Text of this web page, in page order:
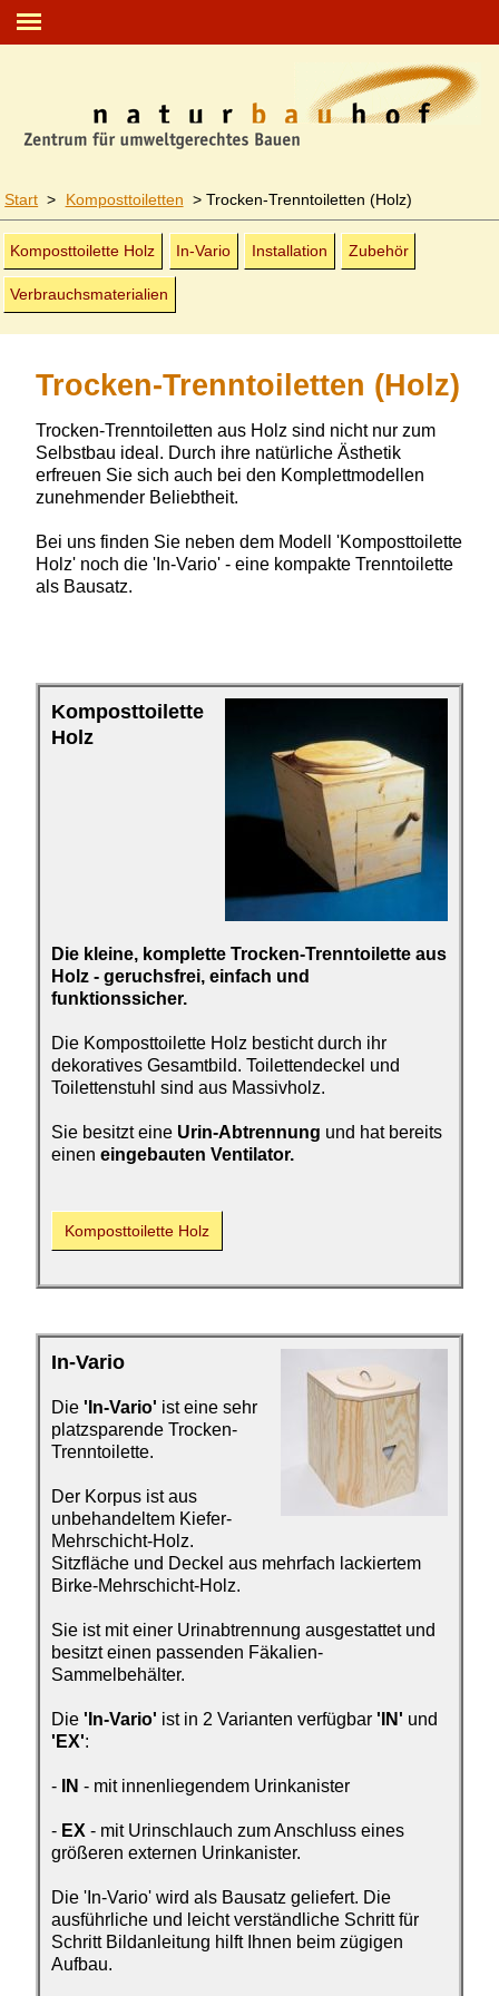
Start > Komposttoiletten > Trocken-Trenn­toiletten (Holz)
Kompost­toilette Holz In-Vario Installation Zubehör
Verbrauchs­materialien
Trocken-Trenntoiletten (Holz)
Trocken-Trenntoiletten aus Holz sind nicht nur zum
Selbstbau ideal. Durch ihre natürliche Ästhetik
erfreuen Sie sich auch bei den Komplettmodellen
zunehmender Beliebtheit.
Bei uns finden Sie neben dem Modell 'Komposttoilette
Holz' noch die 'In-Vario' - eine kompakte Trenntoilette
als Bausatz.
Kompost­toilette
Holz
Die kleine, komplette Trocken-Trenn­toilette aus
Holz - geruchsfrei, einfach und
funktionssicher.
Die Komposttoilette Holz besticht durch ihr
dekoratives Gesamtbild. Toilettendeckel und
Toilettenstuhl sind aus Massivholz.
Sie besitzt eine Urin-Abtrennung und hat bereits
einen eingebauten Ventilator.
Kompost­toilette Holz
In-Vario
Die 'In-Vario' ist eine sehr
platzsparende Trocken-
Trenntoilette.
Der Korpus ist aus
unbehandeltem Kiefer-
Mehrschicht-Holz.
Sitzfläche und Deckel aus mehrfach lackiertem
Birke-Mehrschicht-Holz.
Sie ist mit einer Urinabtrennung ausgestattet und
besitzt einen passenden Fäkalien-
Sammelbehälter.
Die 'In-Vario' ist in 2 Varianten verfügbar 'IN' und
'EX':
- IN - mit innenliegendem Urinkanister
- EX - mit Urinschlauch zum Anschluss eines
größeren externen Urinkanister.
Die 'In-Vario' wird als Bausatz geliefert. Die
ausführliche und leicht verständliche Schritt für
Schritt Bildanleitung hilft Ihnen beim zügigen
Aufbau.